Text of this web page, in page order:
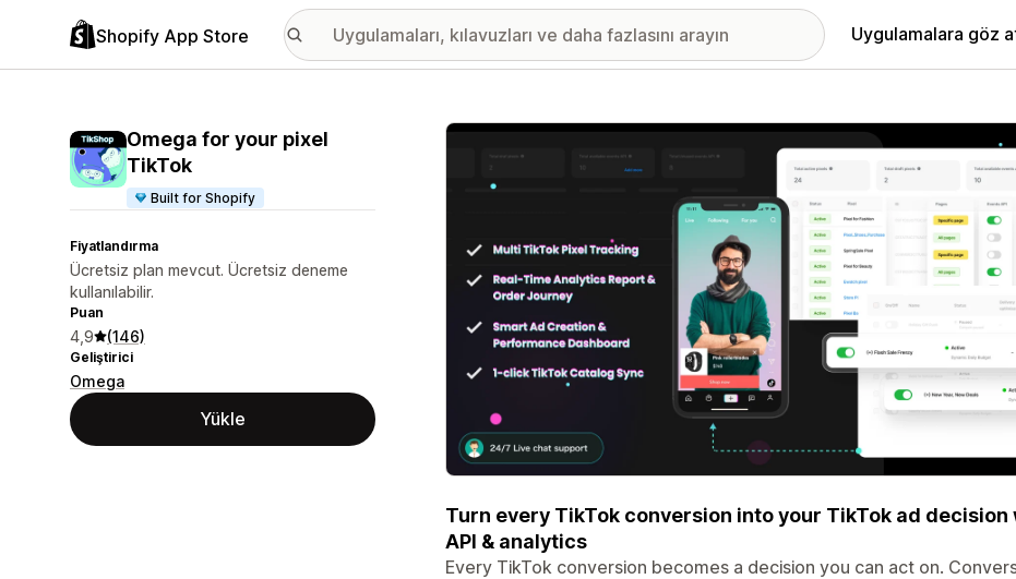
Shopify App Store Uygulamalara göz
Omega for your pixel
TikTok
Built for Shopify
Fiyatlandırma
Ücretsiz plan mevcut. Ücretsiz deneme
kullanılabilir.
Puan
4,9 (146)
Geliştirici
Omega
Yükle
Öne çıkan görsel galerisi
Turn every TikTok conversion into your TikTok ad decision
API & analytics
Every TikTok conversion becomes a decision you can act on.